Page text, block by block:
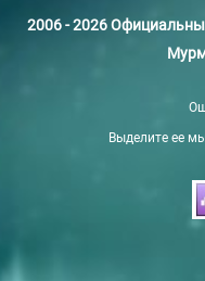
2006 - 2026
Выделите ее